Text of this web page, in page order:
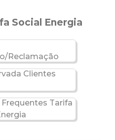
Social Energia
Reclamação
Clientes
Tarifa